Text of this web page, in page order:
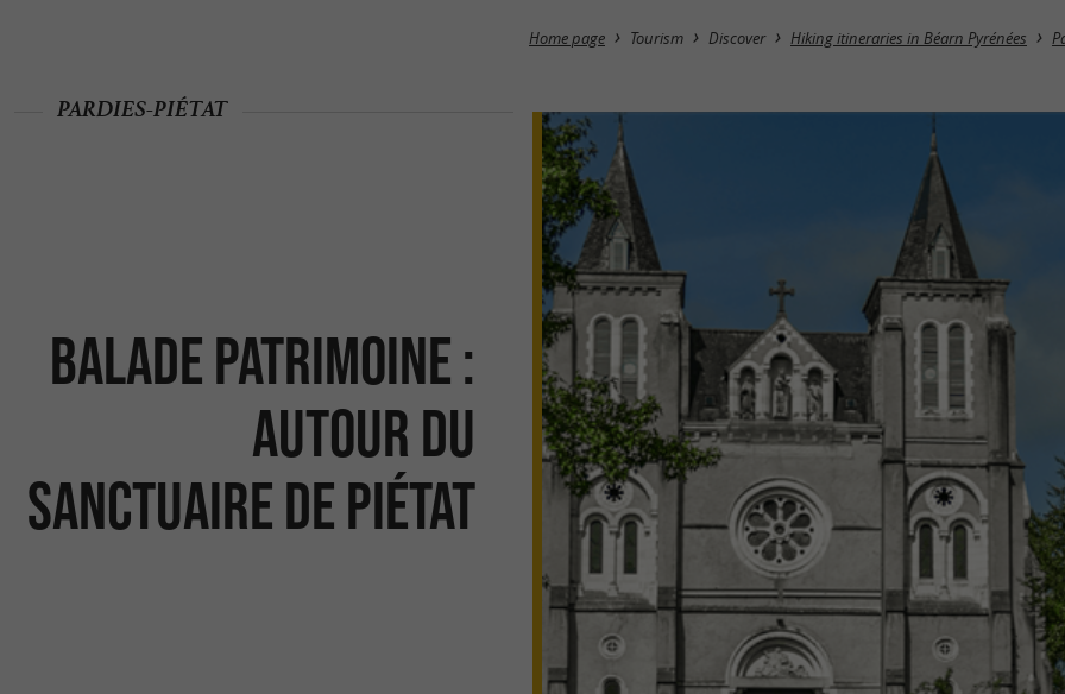
Home page Tourism Discover Hiking itineraries in Béarn Pyrénées
Balade patrimoine :
Autour du
sanctuaire de Piétat
PARDIES-PIÉTAT